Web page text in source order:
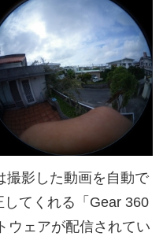
撮影した動画を自動で
してくれる「Gear 360
ウェアが配信されてい